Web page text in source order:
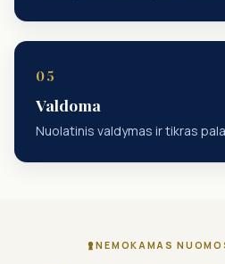
Valdoma
Nuolatinis valdymas ir tikras
NEMOKAMAS